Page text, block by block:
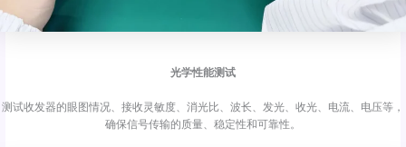
光学性能测试
测试收发器的眼图情况、接收灵敏度、消光比、波长、发光、收光、电流、电压等，
确保信号传输的质量、稳定性和可靠性。